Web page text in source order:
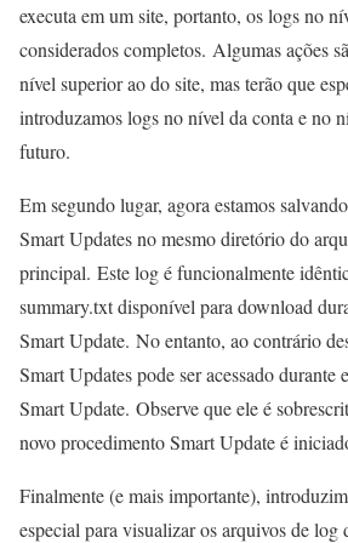
executa em um site, portanto, os logs no
considerados completos. Algumas ações
nível superior ao do site, mas terão que
introduzamos logs no nível da conta e no
futuro.
Em segundo lugar, agora estamos
Smart Updates no mesmo diretório do
principal. Este log é funcionalmente
summary.txt disponível para download
Smart Update. No entanto, ao contrário
Smart Updates pode ser acessado durante
Smart Update. Observe que ele é
novo procedimento Smart Update é
Finalmente (e mais importante),
especial para visualizar os arquivos de log